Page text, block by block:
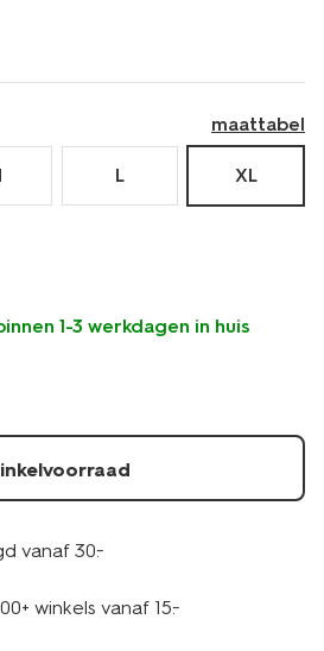
maattabel
L XL
1-3 werkdagen in huis
vanaf 30.-
winkels vanaf 15.-